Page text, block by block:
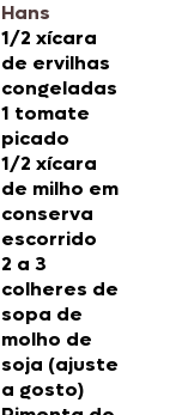
Hans
1/2 xícara
de ervilhas
congeladas
1 tomate
picado
1/2 xícara
de milho em
conserva
escorrido
2 a 3
colheres de
sopa de
molho de
soja (ajuste
a gosto)